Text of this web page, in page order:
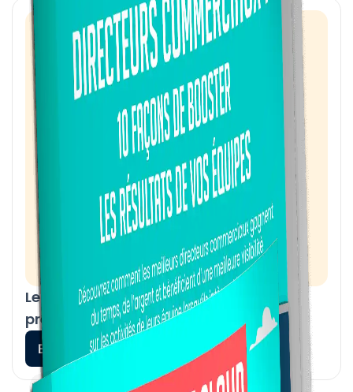
Le grand Arrêt du RTC. Comment s’y
préparer ?
En savoir plus